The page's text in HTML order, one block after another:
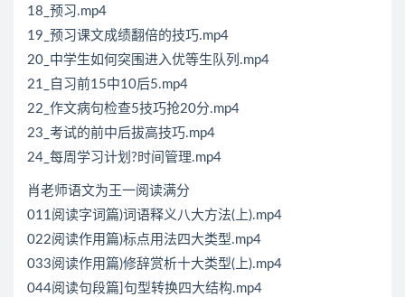
18_预习.mp4
19_预习课文成绩翻倍的技巧.mp4
20_中学生如何突围进入优等生队列.mp4
21_自习前15中10后5.mp4
22_作文病句检查5技巧抢20分.mp4
23_考试的前中后拔高技巧.mp4
24_每周学习计划?时间管理.mp4
肖老师语文为王一阅读满分
011阅读字词篇)词语释义八大方法(上).mp4
022阅读作用篇)标点用法四大类型.mp4
033阅读作用篇)修辞赏析十大类型(上).mp4
044阅读句段篇]句型转换四大结构.mp4